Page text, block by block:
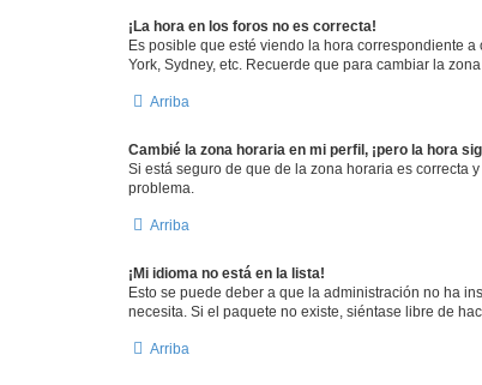
¡La hora en los foros no es correcta!
Es posible que esté viendo la hora correspondiente
York, Sydney, etc. Recuerde que para cambiar la
Arriba
Cambié la zona horaria en mi perfil, ¡pero la hora
Si está seguro de que de la zona horaria es correcta
problema.
Arriba
¡Mi idioma no está en la lista!
Esto se puede deber a que la administración no ha
necesita. Si el paquete no existe, siéntase libre de
Arriba